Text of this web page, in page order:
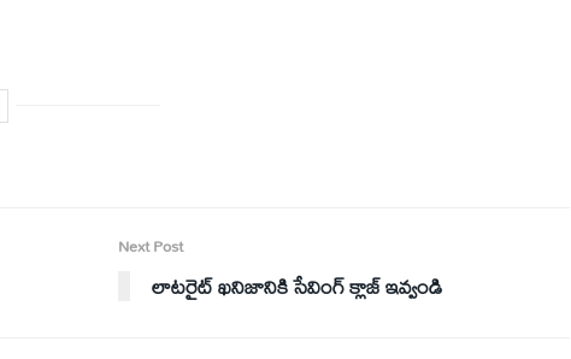
Next Post
లాటరైట్ ఖనిజానికి సేవింగ్ క్లాజ్ ఇవ్వండి